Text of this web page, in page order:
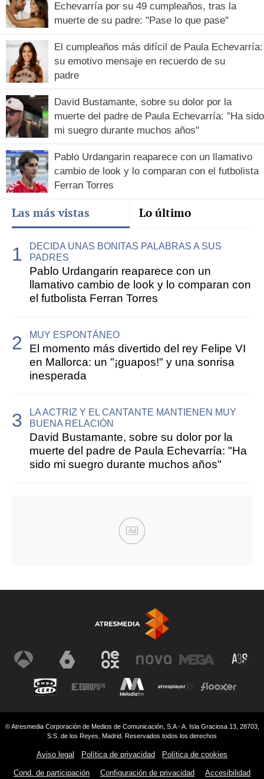
Echevarría por su 49 cumpleaños, tras la
muerte de su padre: "Pase lo que pase"
El cumpleaños más difícil de Paula Echevarría:
su emotivo mensaje en recuerdo de su
padre
David Bustamante, sobre su dolor por la
muerte del padre de Paula Echevarría: "Ha sido
mi suegro durante muchos años"
Pablo Urdangarin reaparece con un llamativo
cambio de look y lo comparan con el futbolista
Ferran Torres
Las más vistas Lo último
DECIDA UNAS BONITAS PALABRAS A SUS
PADRES
Pablo Urdangarin reaparece con un
llamativo cambio de look y lo comparan con
el futbolista Ferran Torres
MUY ESPONTÁNEO
El momento más divertido del rey Felipe VI
en Mallorca: un "¡guapos!" y una sonrisa
inesperada
LA ACTRIZ Y EL CANTANTE MANTIENEN MUY
BUENA RELACIÓN
David Bustamante, sobre su dolor por la
muerte del padre de Paula Echevarría: "Ha
sido mi suegro durante muchos años"
Ad
© Atresmedia Corporación de Medios de Comunicación, S.A - A. Isla Graciosa 13, 28703,
S.S. de los Reyes, Madrid. Reservados todos los derechos
Aviso legal Política de privacidad Política de cookies
Cond. de participación Configuración de privacidad Accesibilidad